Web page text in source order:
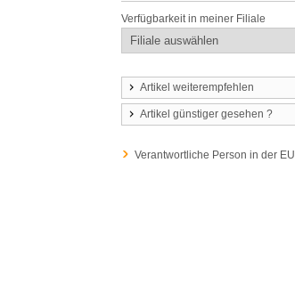
Verfügbarkeit in meiner Filiale
Artikel weiterempfehlen
Artikel günstiger gesehen ?
Verantwortliche Person in der EU